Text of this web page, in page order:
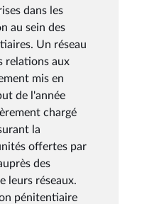
dans les
au sein des
Un réseau
relations aux
mis en
de l'année
chargé
la
offertes par
des
leurs réseaux.
pénitentiaire